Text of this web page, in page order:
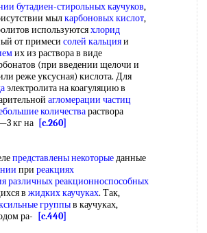
бутадиен-стирольных каучуков,
мылкарбоновых кислот,
используютсяхлорид
от примеси солей кальцияи
их из раствора в виде
(при введении щелочи и
реже уксусная) кислота. Для
электролита на коагуляцию в
агломерации частиц
количествараствора
кг на [c.260]
представлены некоторыеданные
при реакциях
различных реакционноспособных
в жидких каучуках. Так,
группыв каучуках,
ра-
[c.440]